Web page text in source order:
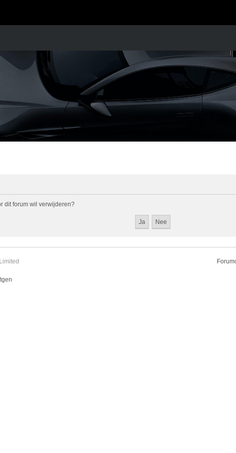
dit forum wil verwijderen?